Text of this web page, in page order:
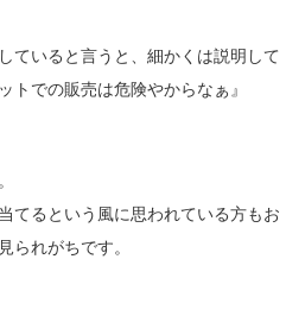
ていると言うと、細かくは説明して
トでの販売は危険やからなぁ』
てるという風に思われている方もお
られがちです。